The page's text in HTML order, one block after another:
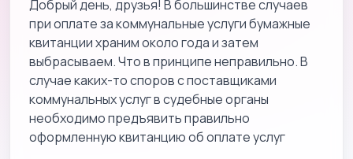
Добрый день, друзья! В большинстве случаев
при оплате за коммунальные услуги бумажные
квитанции храним около года и затем
выбрасываем. Что в принципе неправильно. В
случае каких-то споров с поставщиками
коммунальных услуг в судебные органы
необходимо предъявить правильно
оформленную квитанцию об оплате услуг